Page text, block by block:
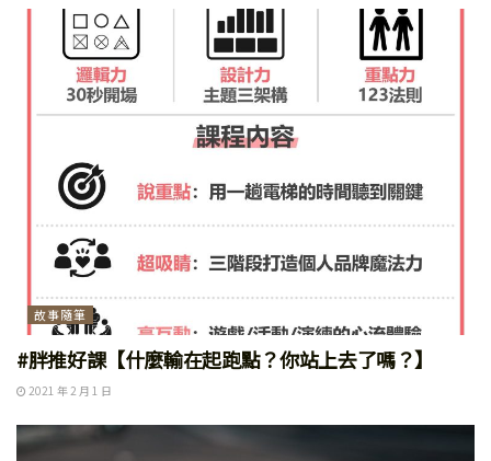
故事隨筆
#胖推好課【什麼輸在起跑點？你站上去了嗎？】
2021 年 2 月 1 日